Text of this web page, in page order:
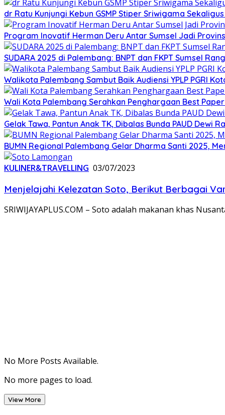
dr Ratu Kunjungi Kebun GSMP Stiper Sriwigama
Program Inovatif Herman Deru Antar Sumsel Jadi
SUDARA 2025 di Palembang: BNPT dan FKPT Sumsel
Walikota Palembang Sambut Baik Audiensi YPLP PGRI
Wali Kota Palembang Serahkan Penghargaan Best
Gelak Tawa, Pantun Anak TK, Dibalas Bunda PAUD Dewi
BUMN Regional Palembang Gelar Dharma Santi 2025,
KULINER&TRAVELLING 03/07/2023
Menjelajahi Kelezatan Soto, Berikut Berbagai
SRIWIJAYAPLUS.COM – Soto adalah makanan khas
No More Posts Available.
No more pages to load.
View More